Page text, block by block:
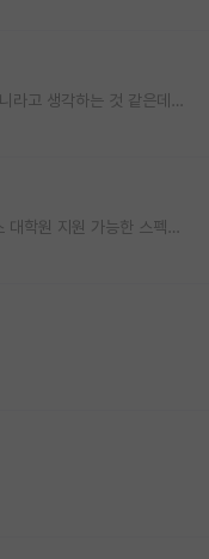
카이스트 AI 대학원 교원 분들은 카이스트가 아니라고 생각하는 것 같은데 ㅋㅋㅋㅋ
가을 학기 서울대, 카이스트 AI/데이터 사이언스 대학원 지원 가능한 스펙인지 질문드립니다. (feat. 교수 컨택)